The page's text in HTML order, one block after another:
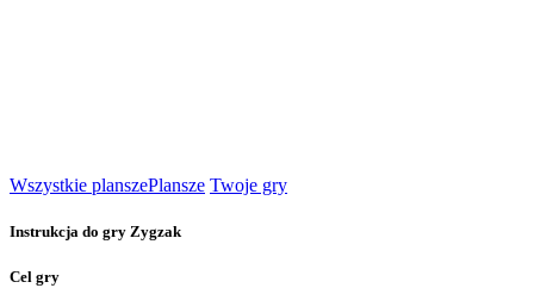
Wszystkie planszePlansze Twoje gry
Instrukcja do gry Zygzak
Cel gry